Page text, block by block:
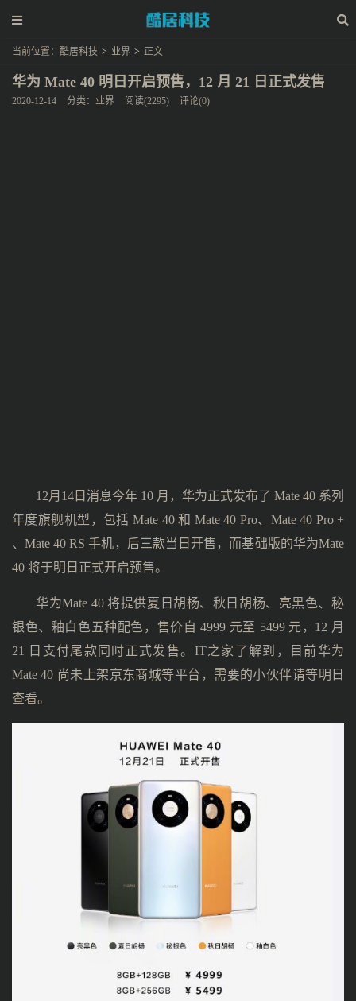
当前位置： 酷居科技 > 业界 > 正文
华为 Mate 40 明日开启预售，12 月 21 日正式发售
2020-12-14 分类： 业界 阅读(2295) 评论(0)
12月14日消息今年 10 月，华为正式发布了 Mate 40 系列
年度旗舰机型，包括 Mate 40 和 Mate 40 Pro、Mate 40 Pro +
、Mate 40 RS 手机，后三款当日开售，而基础版的华为Mate
40 将于明日正式开启预售。
华为Mate 40 将提供夏日胡杨、秋日胡杨、亮黑色、秘
银色、釉白色五种配色，售价自 4999 元至 5499 元，12 月
21 日支付尾款同时正式发售。IT之家了解到，目前华为
Mate 40 尚未上架京东商城等平台，需要的小伙伴请等明日
查看。